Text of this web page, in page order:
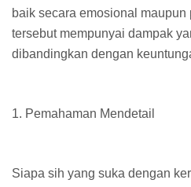
baik secara emosional
tersebut mempunyai dampak
dibandingkan dengan
1. Pemahaman Mendetail
Siapa sih yang suka dengan